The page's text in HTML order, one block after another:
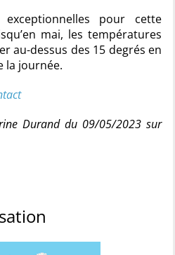
pour cette
mai, les températures
au-dessus des 15 degrés en
la journée.
Durand du 09/05/2023 sur